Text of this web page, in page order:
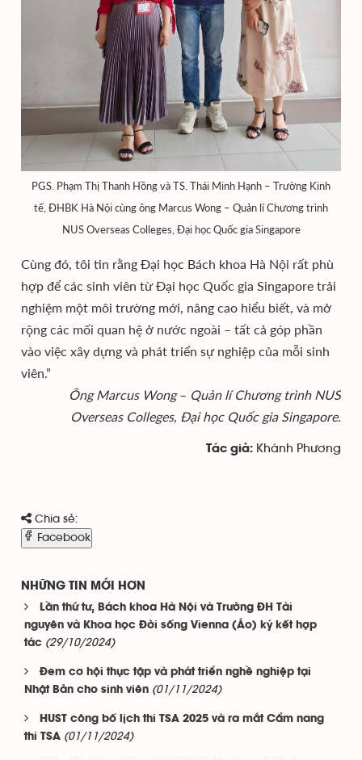
PGS. Phạm Thị Thanh Hồng và TS. Thái Minh Hạnh – Trường Kinh
tế, ĐHBK Hà Nội cùng ông Marcus Wong – Quản lí Chương trình
NUS Overseas Colleges, Đại học Quốc gia Singapore
Cùng đó, tôi tin rằng Đại học Bách khoa Hà Nội rất phù
hợp để các sinh viên từ Đại học Quốc gia Singapore trải
nghiệm một môi trường mới, nâng cao hiểu biết, và mở
rộng các mối quan hệ ở nước ngoài – tất cả góp phần
vào việc xây dựng và phát triển sự nghiệp của mỗi sinh
viên.”
Ông Marcus Wong– Quản lí Chương trình NUS
Overseas Colleges, Đại học Quốc gia Singapore.
Tác giả: Khánh Phương
Chia sẻ:
Facebook
NHỮNG TIN MỚI HƠN
Lần thứ tư, Bách khoa Hà Nội và Trường ĐH Tài
nguyên và Khoa học Đời sống Vienna (Áo) ký kết hợp
tác (29/10/2024)
Đem cơ hội thực tập và phát triển nghề nghiệp tại
Nhật Bản cho sinh viên (01/11/2024)
HUST công bố lịch thi TSA 2025 và ra mắt Cẩm nang
thi TSA (01/11/2024)